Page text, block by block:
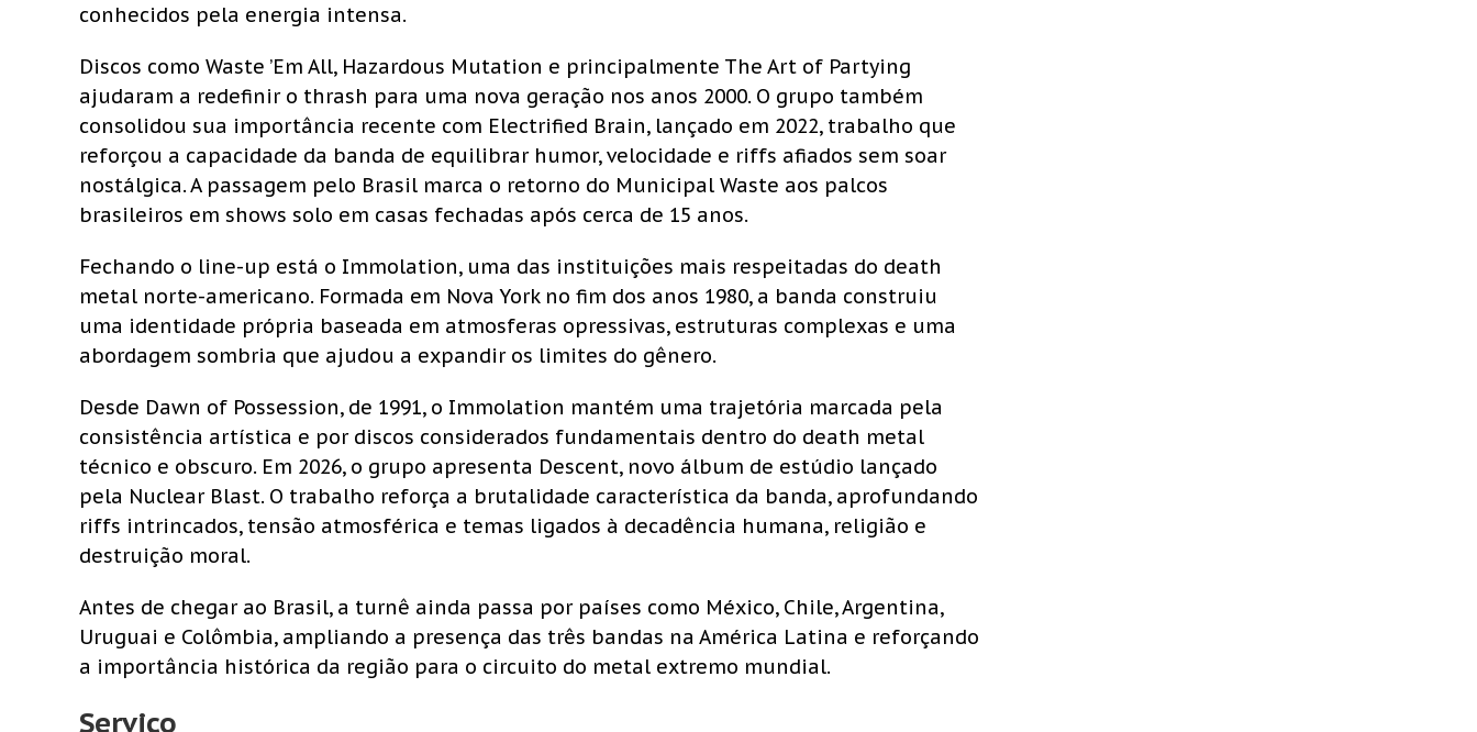
conhecidos pela energia intensa.
Discos como Waste ’Em All, Hazardous Mutation e principalmente The Art of Partying
ajudaram a redefinir o thrash para uma nova geração nos anos 2000. O grupo também
consolidou sua importância recente com Electrified Brain, lançado em 2022, trabalho que
reforçou a capacidade da banda de equilibrar humor, velocidade e riffs afiados sem soar
nostálgica. A passagem pelo Brasil marca o retorno do Municipal Waste aos palcos
brasileiros em shows solo em casas fechadas após cerca de 15 anos.
Fechando o line-up está o Immolation, uma das instituições mais respeitadas do death
metal norte-americano. Formada em Nova York no fim dos anos 1980, a banda construiu
uma identidade própria baseada em atmosferas opressivas, estruturas complexas e uma
abordagem sombria que ajudou a expandir os limites do gênero.
Desde Dawn of Possession, de 1991, o Immolation mantém uma trajetória marcada pela
consistência artística e por discos considerados fundamentais dentro do death metal
técnico e obscuro. Em 2026, o grupo apresenta Descent, novo álbum de estúdio lançado
pela Nuclear Blast. O trabalho reforça a brutalidade característica da banda, aprofundando
riffs intrincados, tensão atmosférica e temas ligados à decadência humana, religião e
destruição moral.
Antes de chegar ao Brasil, a turnê ainda passa por países como México, Chile, Argentina,
Uruguai e Colômbia, ampliando a presença das três bandas na América Latina e reforçando
a importância histórica da região para o circuito do metal extremo mundial.
Serviço